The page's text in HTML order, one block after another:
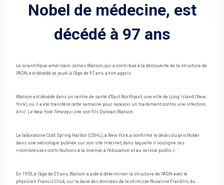
Nobel de médecine, est
décédé à 97 ans
Le scientifique américain James Watson, qui a contribué à la découverte de la structure de
l'ADN, est décédé ce jeudi à l'âge de 97 ans, a-t-on appris.
Watson est décédé dans un centre de santé d'East Northport, une ville de Long Island (New
York), où il a été transféré cette semaine pour recevoir un traitement contre une infection,
dit-il. Le New York Timesqui cite son fils Duncan Watson.
Le laboratoire Cold Spring Harbor (CSHL), à New York, a confirmé le décès du prix Nobel
dans une nécrologie publiée sur son site Internet, dans laquelle il souligne ses
« nombreuses contributions à la science, à l'éducation et au service public ».
En 1953, à l'âge de 25 ans, Watson a aidé à déterminer la structure de l'ADN avec le
physicien Francis Crick, sur la base des données de la chimiste Rosalind Franklin, du